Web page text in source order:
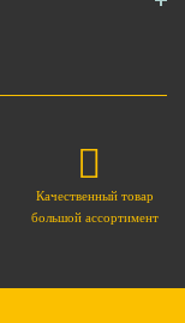
Качественный товар
большой ассортимент